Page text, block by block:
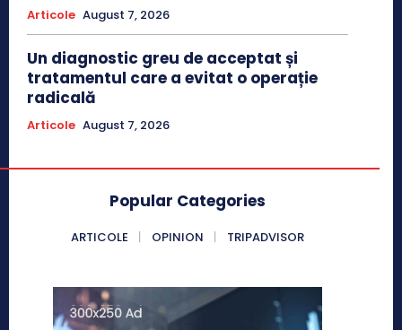
Articole August 7, 2026
Un diagnostic greu de acceptat și
tratamentul care a evitat o operație
radicală
Articole August 7, 2026
Popular Categories
ARTICOLE OPINION TRIPADVISOR